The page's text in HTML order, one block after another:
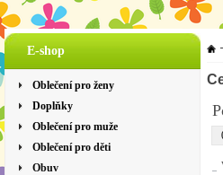
E-shop
Oblečení pro ženy
Doplňky
Oblečení pro muže
Oblečení pro děti
Obuv